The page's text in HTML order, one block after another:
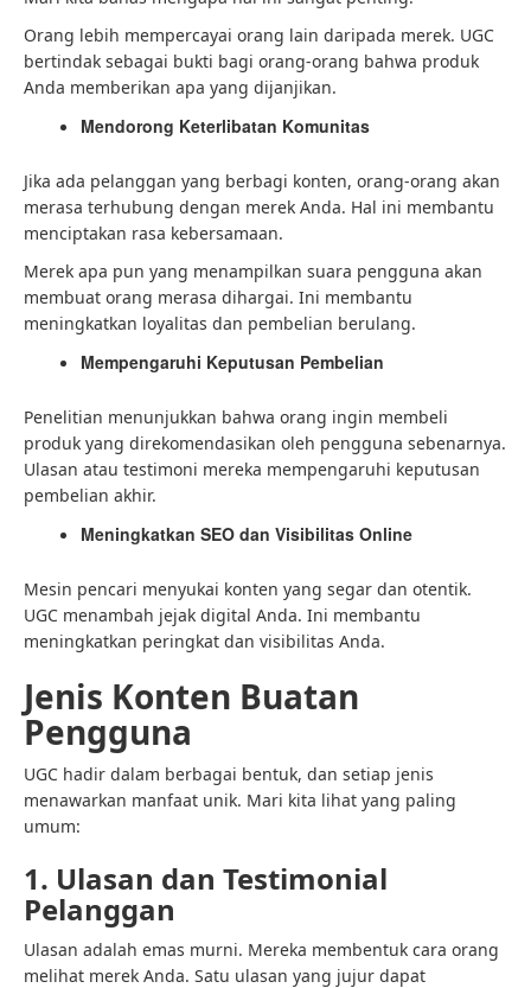
Orang lebih mempercayai orang lain daripada merek. UGC
bertindak sebagai bukti bagi orang-orang bahwa produk
Anda memberikan apa yang dijanjikan.
Mendorong Keterlibatan Komunitas
Jika ada pelanggan yang berbagi konten, orang-orang akan
merasa terhubung dengan merek Anda. Hal ini membantu
menciptakan rasa kebersamaan.
Merek apa pun yang menampilkan suara pengguna akan
membuat orang merasa dihargai. Ini membantu
meningkatkan loyalitas dan pembelian berulang.
Mempengaruhi Keputusan Pembelian
Penelitian menunjukkan bahwa orang ingin membeli
produk yang direkomendasikan oleh pengguna sebenarnya.
Ulasan atau testimoni mereka mempengaruhi keputusan
pembelian akhir.
Meningkatkan SEO dan Visibilitas Online
Mesin pencari menyukai konten yang segar dan otentik.
UGC menambah jejak digital Anda. Ini membantu
meningkatkan peringkat dan visibilitas Anda.
Jenis Konten Buatan
Pengguna
UGC hadir dalam berbagai bentuk, dan setiap jenis
menawarkan manfaat unik. Mari kita lihat yang paling
umum:
1. Ulasan dan Testimonial
Pelanggan
Ulasan adalah emas murni. Mereka membentuk cara orang
melihat merek Anda. Satu ulasan yang jujur ​​dapat